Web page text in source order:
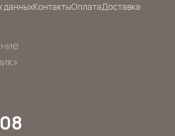
данныхКонтактыОплатаДоставка